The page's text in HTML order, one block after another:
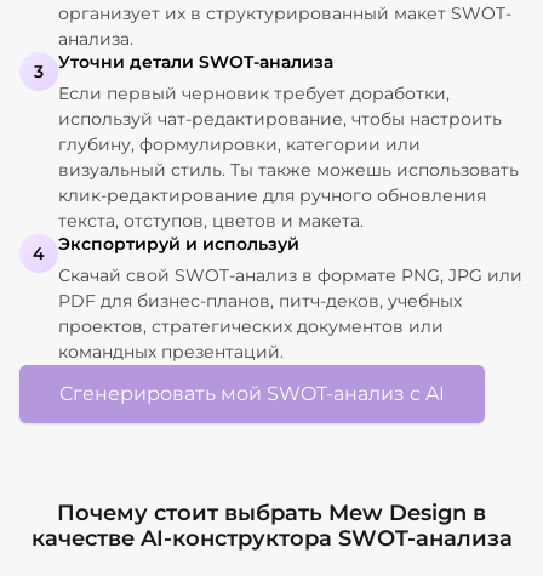
организует их в структурированный макет SWOT-
анализа.
3
Уточни детали SWOT-анализа
Если первый черновик требует доработки,
используй чат-редактирование, чтобы настроить
глубину, формулировки, категории или
визуальный стиль. Ты также можешь использовать
клик-редактирование для ручного обновления
текста, отступов, цветов и макета.
4
Экспортируй и используй
Скачай свой SWOT-анализ в формате PNG, JPG или
PDF для бизнес-планов, питч-деков, учебных
проектов, стратегических документов или
командных презентаций.
Сгенерировать мой SWOT-анализ с AI
Почему стоит выбрать Mew Design в
качестве AI-конструктора SWOT-анализа